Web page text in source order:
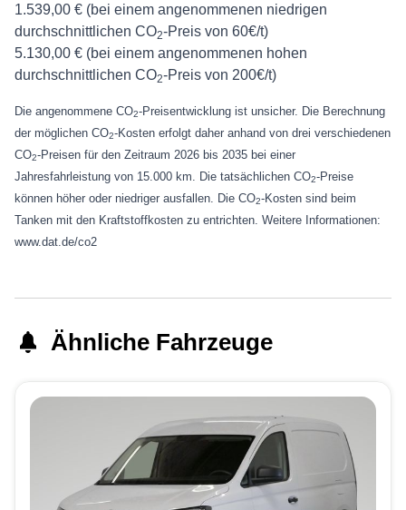
1.539,00 € (bei einem angenommenen niedrigen
durchschnittlichen CO2-Preis von 60€/t)
5.130,00 € (bei einem angenommenen hohen
durchschnittlichen CO2-Preis von 200€/t)
Die angenommene CO2-Preisentwicklung ist unsicher. Die Berechnung
der möglichen CO2-Kosten erfolgt daher anhand von drei verschiedenen
CO2-Preisen für den Zeitraum 2026 bis 2035 bei einer
Jahresfahrleistung von 15.000 km. Die tatsächlichen CO2-Preise
können höher oder niedriger ausfallen. Die CO2-Kosten sind beim
Tanken mit den Kraftstoffkosten zu entrichten. Weitere Informationen:
www.dat.de/co2
Ähnliche Fahrzeuge